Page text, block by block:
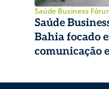
Saúde Business
Saúde
Bahia focado
comunicação